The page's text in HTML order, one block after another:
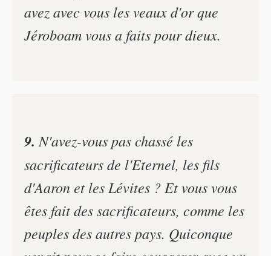
avez avec vous les veaux d'or que
Jéroboam vous a faits pour dieux.
9. N'avez-vous pas chassé les
sacrificateurs de l'Eternel, les fils
d'Aaron et les Lévites ? Et vous vous
êtes fait des sacrificateurs, comme les
peuples des autres pays. Quiconque